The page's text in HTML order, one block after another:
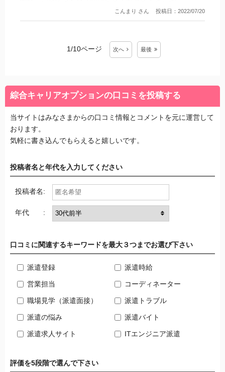
こんまり さん 投稿日：2022/07/20
1/10ページ 次へ 最後
綜合キャリアオプションの口コミを投稿する
当サイトはみなさまからの口コミ情報とコメントを元に運営して
おります。
気軽に書き込んでもらえると嬉しいです。
投稿者名と年代を入力してください
投稿者名:
年代 :
口コミに関連するキーワードを最大３つまでお選び下さい
派遣登録 派遣時給
営業担当 コーディネーター
職場見学（派遣面接） 派遣トラブル
派遣の悩み 派遣バイト
派遣求人サイト ITエンジニア派遣
評価を5段階で選んで下さい